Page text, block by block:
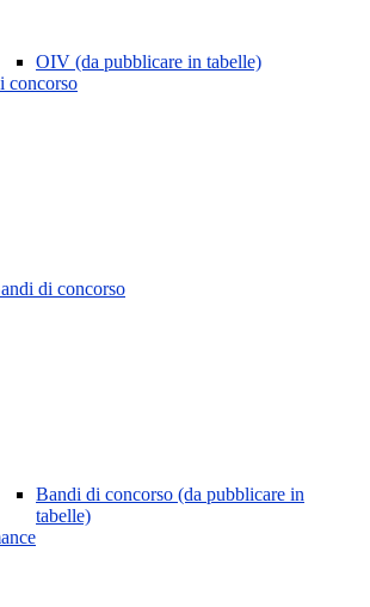
OIV (da pubblicare in tabelle)
concorso
di concorso
Bandi di concorso (da pubblicare in
tabelle)